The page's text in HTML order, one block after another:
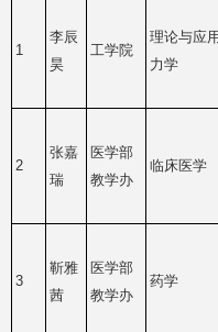
1
李辰
昊
工学院
理论与应用
力学
2
张嘉
瑞
医学部
教学办
临床医学
3
靳雅
茜
医学部
教学办
药学